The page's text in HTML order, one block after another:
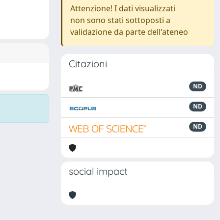
Attenzione! I dati visualizzati
non sono stati sottoposti a
validazione da parte dell'ateneo
Citazioni
ND
ND
ND
social impact